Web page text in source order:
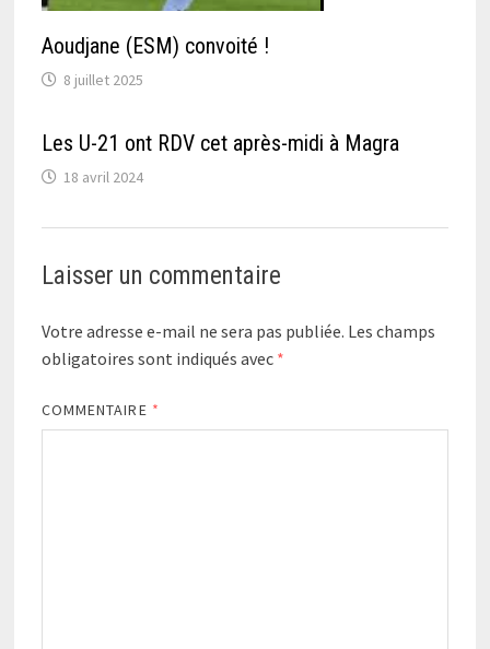
Aoudjane (ESM) convoité !
8 juillet 2025
Les U-21 ont RDV cet après-midi à Magra
18 avril 2024
Laisser un commentaire
Votre adresse e-mail ne sera pas publiée. Les champs
obligatoires sont indiqués avec *
COMMENTAIRE *